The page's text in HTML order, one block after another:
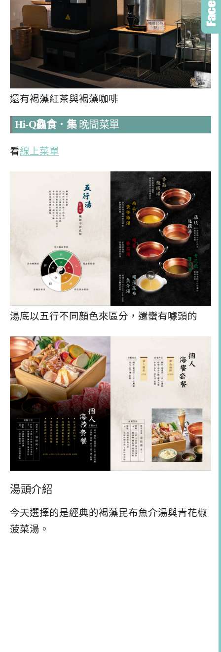
還有褐藻紅茶與褐藻咖啡
Hi-Q鱻食．集晚間菜單
看線上菜單
湯底以五行不同顏色來區分，還蠻有噱頭的
湯頭介紹
今天選擇的是經典的褐藻昆布魚介湯與青花椒
菠菜湯。